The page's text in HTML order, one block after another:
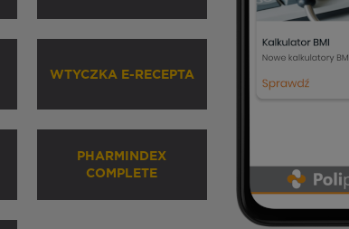
WTYCZKA E-RECEPTA
PHARMINDEX
COMPLETE